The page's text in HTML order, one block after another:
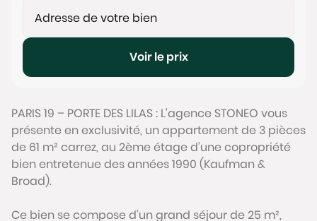
Voir le prix
PARIS 19 – PORTE DES LILAS : L'agence STONEO vous
présente en exclusivité, un appartement de 3 pièces
de 61 m² carrez, au 2ème étage d’une copropriété
bien entretenue des années 1990 (Kaufman &
Broad).
Ce bien se compose d’un grand séjour de 25 m²,